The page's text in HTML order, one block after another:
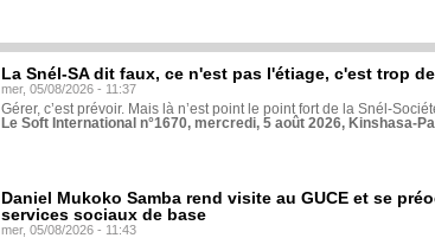
La Snél-SA dit faux, ce n'est pas l'étiage, c'est trop
mer, 05/08/2026 - 11:37
Gérer, c’est prévoir. Mais là n’est point le point fort de la Snél-
Le Soft International n°1670, mercredi, 5 août 2026, Kinshasa-
Daniel Mukoko Samba rend visite au GUCE et se
services sociaux de base
mer, 05/08/2026 - 11:43